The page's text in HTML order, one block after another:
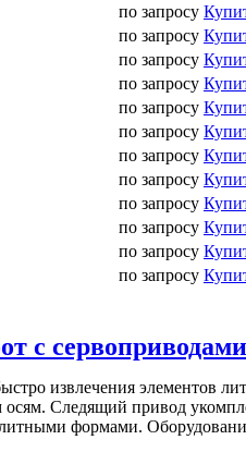
по запросу
по запросу
по запросу
по запросу
по запросу
по запросу
по запросу
по запросу
по запросу
по запросу
по запросу
по запросу
с
извлечения элементов
осям. Следящий привод
формами.